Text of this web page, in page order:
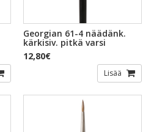
Georgian 61-4 näädänk.
kärkisiv. pitkä varsi
12,80€
Lisää